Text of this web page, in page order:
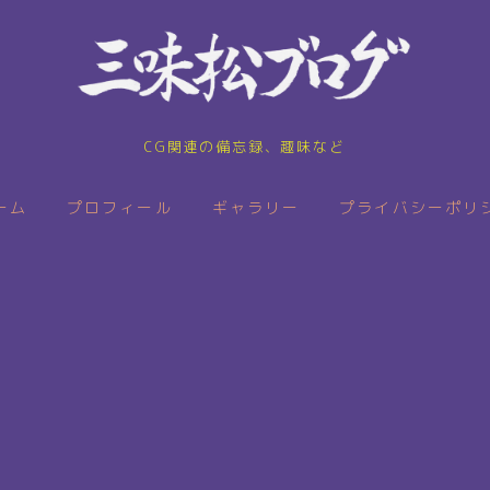
CG関連の備忘録、趣味など
ム プロフィール ギャラリー プライバシーポリ